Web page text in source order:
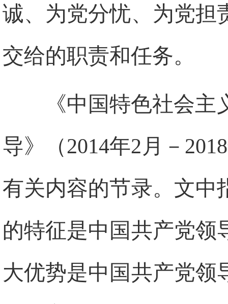
诚、为党分忧、为党担
交给的职责和任务。
《中国特色社会
导》（2014年2月－
有关内容的节录。文中
的特征是中国共产党领
大优势是中国共产党领